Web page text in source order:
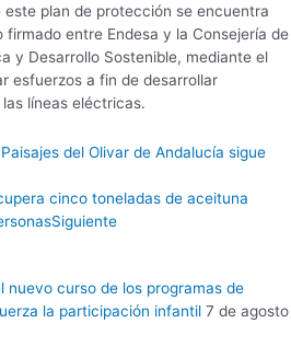
plan de protección se encuentra
entre Endesa y la Consejería de
y Desarrollo Sostenible, mediante el
esfuerzos a fin de desarrollar
líneas eléctricas.
del Olivar de Andalucía sigue
cinco toneladas de aceituna
Siguiente
nuevo curso de los programas de
la participación infantil 7 de agosto